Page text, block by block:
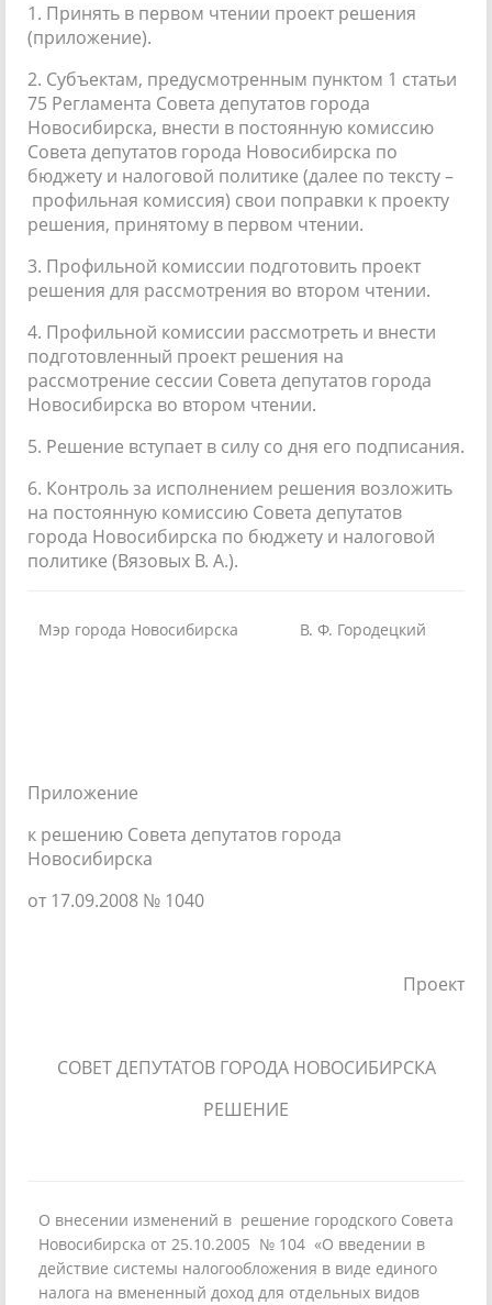
1. Принять в первом чтении проект решения
(приложение).
2. Субъектам, предусмотренным пунктом 1 статьи
75 Регламента Совета депутатов города
Новосибирска, внести в постоянную комиссию
Совета депутатов города Новосибирска по
бюджету и налоговой политике (далее по тексту –
профильная комиссия) свои поправки к проекту
решения, принятому в первом чтении.
3. Профильной комиссии подготовить проект
решения для рассмотрения во втором чтении.
4. Профильной комиссии рассмотреть и внести
подготовленный проект решения на
рассмотрение сессии Совета депутатов города
Новосибирска во втором чтении.
5. Решение вступает в силу со дня его подписания.
6. Контроль за исполнением решения возложить
на постоянную комиссию Совета депутатов
города Новосибирска по бюджету и налоговой
политике (Вязовых В. А.).
Мэр города Новосибирска В. Ф. Городецкий
Приложение
к решению Совета депутатов города
Новосибирска
от 17.09.2008 № 1040
Проект
СОВЕТ ДЕПУТАТОВ ГОРОДА НОВОСИБИРСКА
РЕШЕНИЕ
О внесении изменений в решение городского Совета
Новосибирска от 25.10.2005 № 104 «О введении в
действие системы налогообложения в виде единого
налога на вмененный доход для отдельных видов